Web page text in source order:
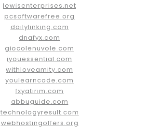
lewisenterprises.net
pcsoftwarefree.org
dailylinking.com
dnafyx.com
giocolenuvole.com
iyouessential.com
withloveamity.com
youlearncode.com
fxyatirim.com
abbuguide.com
technologyresult.com
webhostingoffers.org